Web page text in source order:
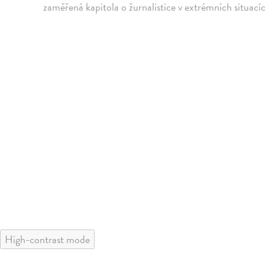
zaměřená kapitola o žurnalistice v extrémních
High-contrast mode